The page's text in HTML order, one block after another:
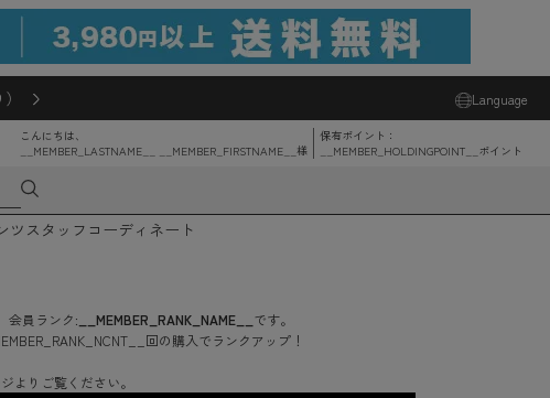
Language
こんにちは、
__MEMBER_LASTNAME__ __MEMBER_FIRSTNAME__ 様
保有ポイント：
__MEMBER_HOLDINGPOINT__
ポイント
ツ スタッフコーディネート
会員ランク: __MEMBER_RANK_NAME__ です。
回の購入でランクアップ！
よりご覧ください。